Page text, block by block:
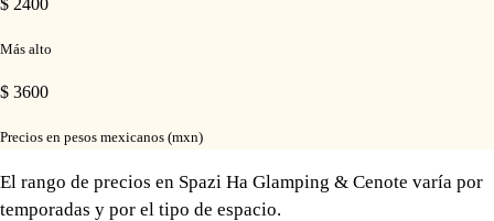
$ 2400
Más alto
$ 3600
Precios en pesos mexicanos (mxn)
El rango de precios en Spazi Ha Glamping & Cenote varía por
temporadas y por el tipo de espacio.